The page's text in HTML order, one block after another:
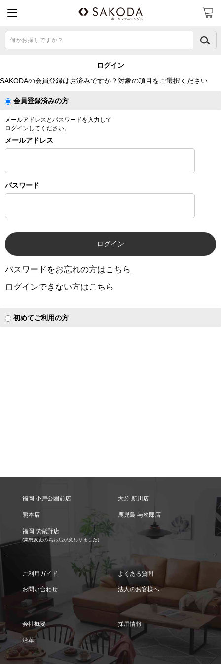
何かお探しですか？
ログイン
SAKODAの会員登録はお済みですか？対象の項目をご選択ください
会員登録済みの方
メールアドレスとパスワードを入力して
ログインしてください。
メールアドレス
パスワード
パスワードをお忘れの方はこちら
ログインできない方はこちら
初めてご利用の方
福岡 小戸公園前店 大分 新川店
熊本店 鹿児島 与次郎店
福岡 筑紫野店
(業態変更の為お店が変わりました)
ご利用ガイド よくある質問
お問い合わせ 法人のお客様へ
会社概要 採用情報
沿革